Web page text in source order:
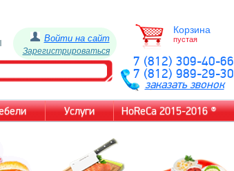
Войти на сайт
Зарегистрироваться
Корзина
пустая
7 (812) 309-40-66
7 (812) 989-29-30
заказать звонок
Услуги HoReCa 2015-2016 ®